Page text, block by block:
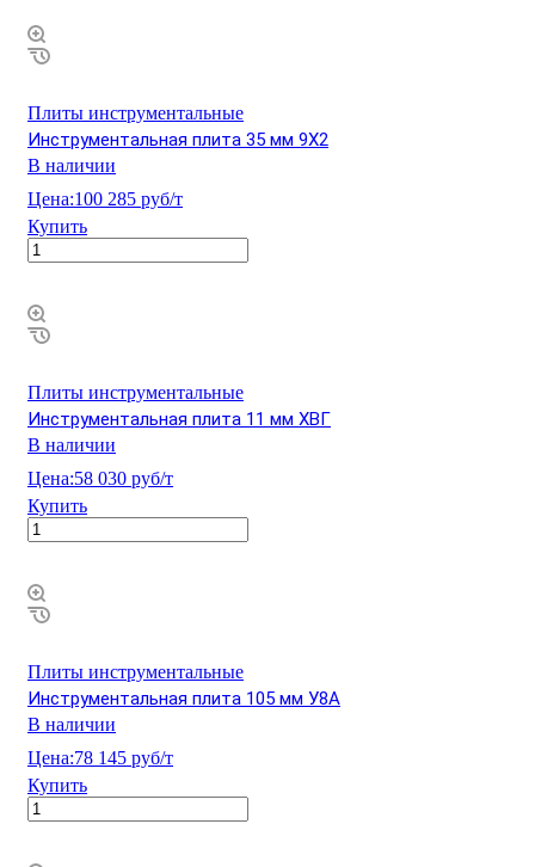
Плиты инструментальные
Инструментальная плита 35 мм 9Х2
В наличии
Цена:100 285 руб/т
Купить
Плиты инструментальные
Инструментальная плита 11 мм ХВГ
В наличии
Цена:58 030 руб/т
Купить
Плиты инструментальные
Инструментальная плита 105 мм У8А
В наличии
Цена:78 145 руб/т
Купить